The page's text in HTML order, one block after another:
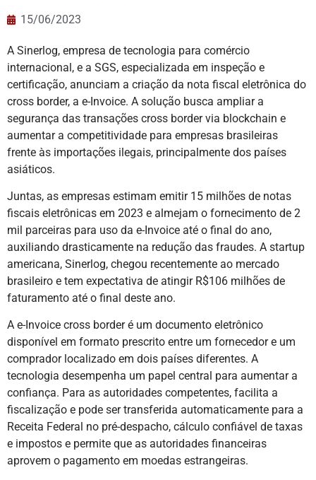
15/06/2023
A Sinerlog, empresa de tecnologia para comércio
internacional, e a SGS, especializada em inspeção e
certificação, anunciam a criação da nota fiscal eletrônica do
cross border, a e-Invoice. A solução busca ampliar a
segurança das transações cross border via blockchain e
aumentar a competitividade para empresas brasileiras
frente às importações ilegais, principalmente dos países
asiáticos.
Juntas, as empresas estimam emitir 15 milhões de notas
fiscais eletrônicas em 2023 e almejam o fornecimento de 2
mil parceiras para uso da e-Invoice até o final do ano,
auxiliando drasticamente na redução das fraudes. A startup
americana, Sinerlog, chegou recentemente ao mercado
brasileiro e tem expectativa de atingir R$106 milhões de
faturamento até o final deste ano.
A e-Invoice cross border é um documento eletrônico
disponível em formato prescrito entre um fornecedor e um
comprador localizado em dois países diferentes. A
tecnologia desempenha um papel central para aumentar a
confiança. Para as autoridades competentes, facilita a
fiscalização e pode ser transferida automaticamente para a
Receita Federal no pré-despacho, cálculo confiável de taxas
e impostos e permite que as autoridades financeiras
aprovem o pagamento em moedas estrangeiras.